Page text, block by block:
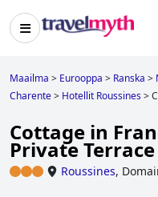
Maailma > Eurooppa > Ranska >
Charente> Hotellit Roussines>
Cottage in
Private Terrace
Roussines,